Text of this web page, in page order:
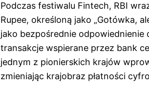
Podczas festiwalu Fintech, RBI
Rupee, określoną jako „Gotówka,
jako bezpośrednie
transakcje wspierane przez bank
jednym z pionierskich krajów
zmieniając krajobraz płatności